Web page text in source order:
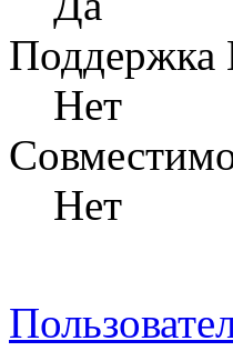
Поддержка
Нет
Нет